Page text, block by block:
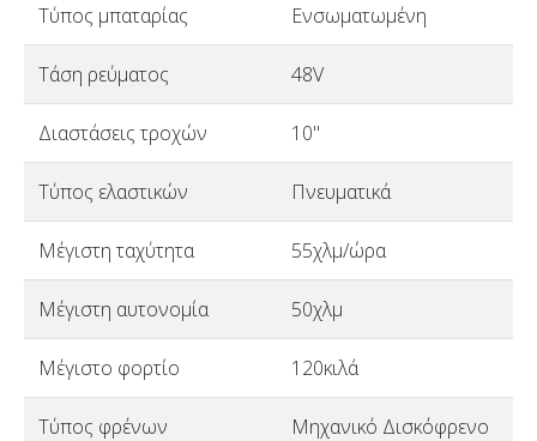
Τύπος μπαταρίας Ενσωματωμένη
Τάση ρεύματος 48V
Διαστάσεις τροχών 10"
Τύπος ελαστικών Πνευματικά
Μέγιστη ταχύτητα 55χλμ/ώρα
Μέγιστη αυτονομία 50χλμ
Μέγιστο φορτίο 120κιλά
Τύπος φρένων Μηχανικό Δισκόφρενο